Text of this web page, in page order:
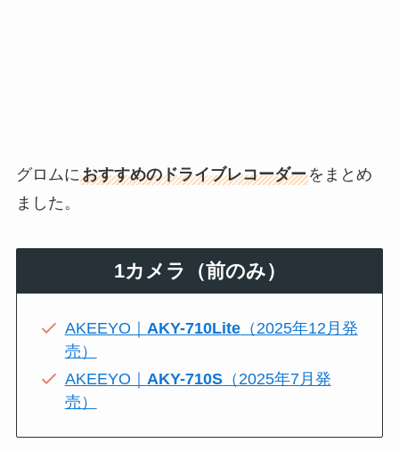
グロムにおすすめのドライブレコーダーをまとめ
ました。
1カメラ（前のみ）
AKEEYO｜ AKY-710Lite（2025年12月発
売）
AKEEYO｜ AKY-710S（2025年7月発
売）